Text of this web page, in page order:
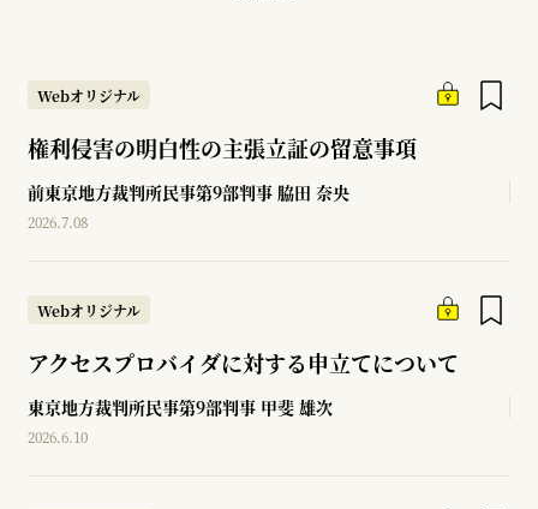
Webオリジナル
権利侵害の明白性の主張立証の留意事項
前東京地方裁判所民事第9部判事 脇田 奈央
2026.7.08
Webオリジナル
アクセスプロバイダに対する申立てについて
東京地方裁判所民事第9部判事 甲斐 雄次
2026.6.10